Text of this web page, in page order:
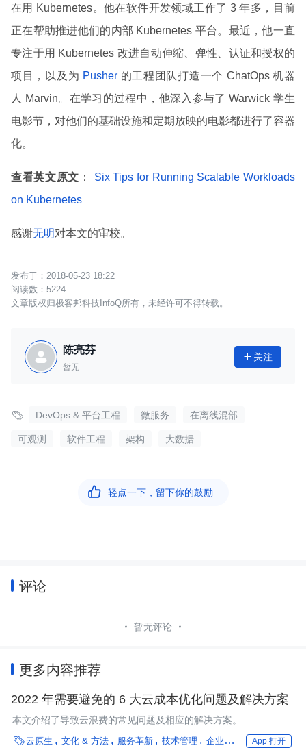
在用 Kubernetes。他在软件开发领域工作了 3 年多，目前
正在帮助推进他们的内部 Kubernetes 平台。最近，他一直
专注于用 Kubernetes 改进自动伸缩、弹性、认证和授权的
项目，以及为 Pusher 的工程团队打造一个 ChatOps 机器
人 Marvin。在学习的过程中，他深入参与了 Warwick 学生
电影节，对他们的基础设施和定期放映的电影都进行了容器
化。
查看英文原文 ：
Six Tips for Running Scalable Workloads
on Kubernetes
感谢无明对本文的审校。
2018-05-23 18:22
5224
文章版权归极客邦科技InfoQ所有，未经许可不得转载。
陈亮芬
暂无
 关注
 DevOps & 平台工程 微服务 在离线混部
可观测 软件工程 架构 大数据
 轻点一下，留下你的鼓励
评论
暂无评论
更多内容推荐
2022 年需要避免的 6 大云成本优化问题及解决方案
本文介绍了导致云浪费的常见问题及相应的解决方案。
云原生 文化 & 方法 服务革新 技术管理 企业动态 最佳实践
App 打开